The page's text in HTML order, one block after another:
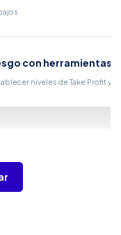
con herramientas
niveles de Take Profit y